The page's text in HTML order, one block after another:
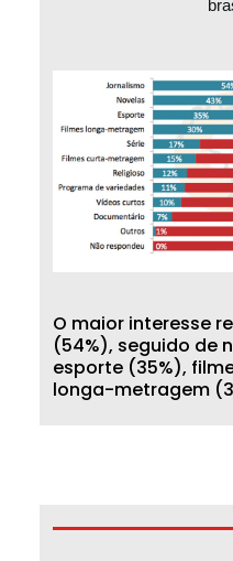
O maior interesse re
(54%), seguido de n
esporte (35%), film
longa-metragem (3